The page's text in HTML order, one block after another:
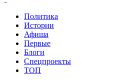
Политика
Истории
Афиша
Первые
Блоги
Спецпроекты
ТОП